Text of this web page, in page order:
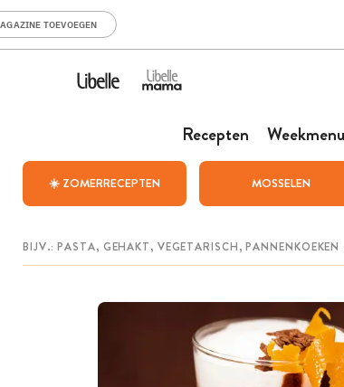
TOEVOEGEN
Recepten Weekmenu
☀️ ZOMERRECEPTEN MOSSELEN